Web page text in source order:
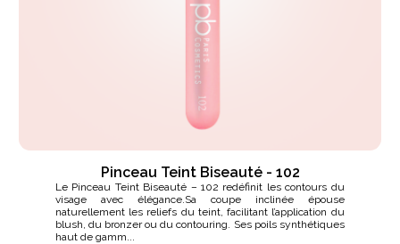
Pinceau Teint Biseauté - 102
Le Pinceau Teint Biseauté – 102 redéfinit les contours du
visage avec élégance.Sa coupe inclinée épouse
naturellement les reliefs du teint, facilitant l’application du
blush, du bronzer ou du contouring. Ses poils synthétiques
haut de gamm...